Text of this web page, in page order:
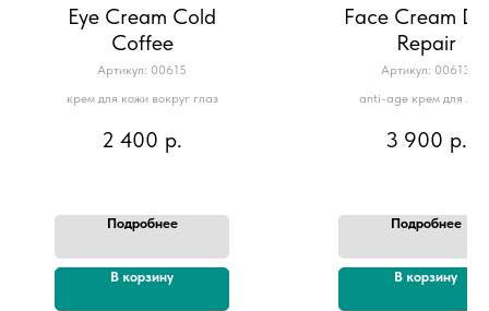
Eye Cream Cold
Coffee
Артикул: 00615
крем для кожи вокруг глаз
2 400 р.
Подробнее
В корзину
Face Cream
Repair
Артикул: 00613
anti-age крем для
3 900 р.
Подробнее
В корзину